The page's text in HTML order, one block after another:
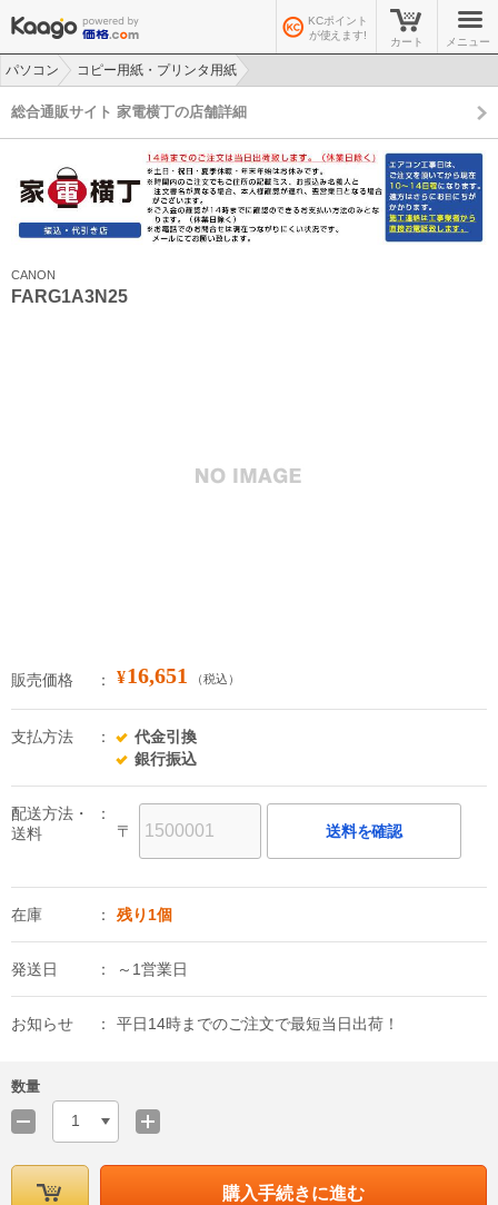
KCポイント
が使えます!
カート メニュー
パソコン
コピー用紙・プリンタ用紙
総合通販サイト 家電横丁の店舗詳細
CANON
FARG1A3N25
販売価格 ¥16,651 （税込）
支払方法
代金引換
銀行振込
配送方法・
送料
〒 送料を確認
在庫 残り1個
発送日 ～1営業日
お知らせ 平日14時までのご注文で最短当日出荷！
数量
1
購入手続きに進む